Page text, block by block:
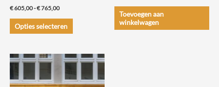
€605,00-€765,00Prijsklasse:
€ 765,00
Opties selecteren
Dit
product
meerdere
Deze
Toevoegen aan
winkelwagen